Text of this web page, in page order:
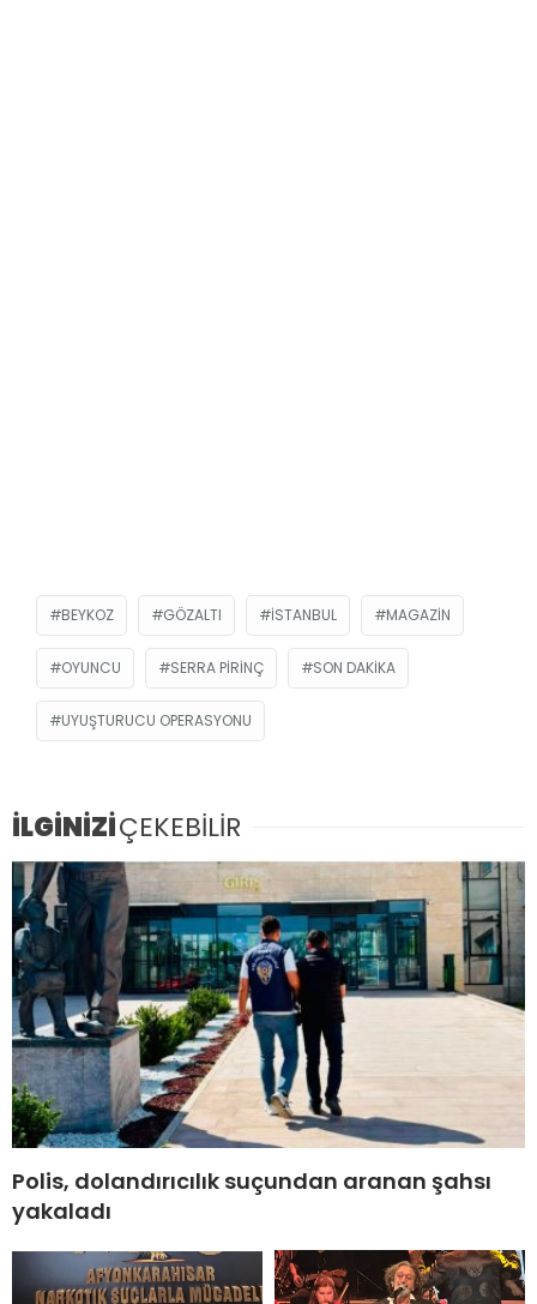
BEYKOZ GÖZALTI ISTANBUL MAGAZIN
OYUNCU SERRA PIRINÇ SON DAKIKA
UYUŞTURUCU OPERASYONU
İLGİNİZİÇEKEBİLİR
Polis, dolandırıcılık suçundan aranan şahsı
yakaladı